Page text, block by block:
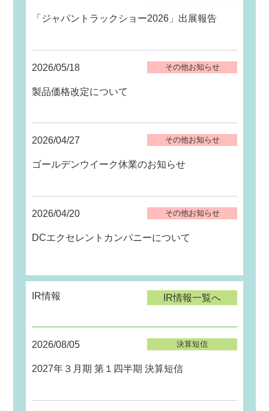
「ジャパントラックショー2026」出展報告
2026/05/18 その他お知らせ
製品価格改定について
2026/04/27 その他お知らせ
ゴールデンウイーク休業のお知らせ
2026/04/20 その他お知らせ
DCエクセレントカンパニーについて
IR情報 IR情報一覧へ
2026/08/05 決算短信
2027年３月期 第１四半期 決算短信